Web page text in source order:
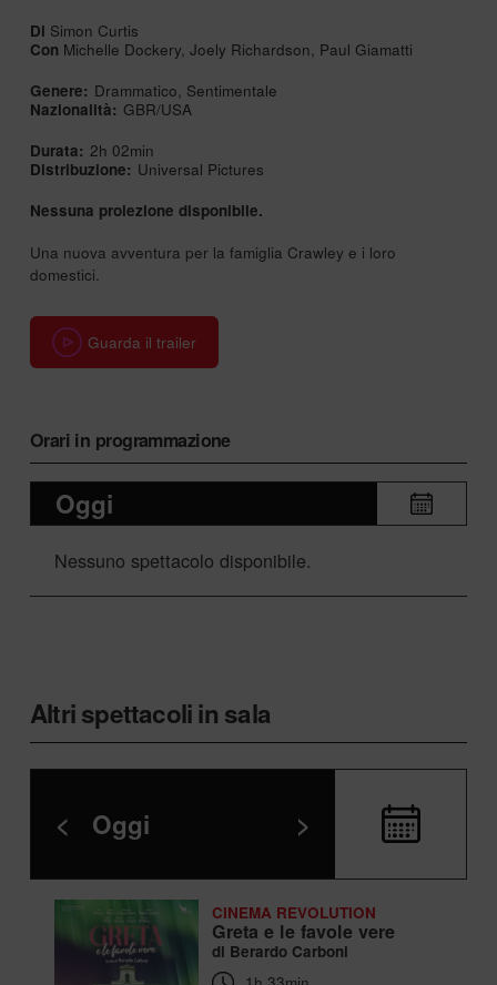
Di Simon Curtis
Con Michelle Dockery, Joely Richardson, Paul Giamatti
Genere: Drammatico, Sentimentale
Nazionalità: GBR/USA
Durata: 2h 02min
Distribuzione: Universal Pictures
Nessuna proiezione disponibile.
Una nuova avventura per la famiglia Crawley e i loro
domestici.
Guarda il trailer
Orari in programmazione
Oggi
Nessuno spettacolo disponibile.
Altri spettacoli in sala
< Oggi >
CINEMA REVOLUTION
Greta e le favole vere
di Berardo Carboni